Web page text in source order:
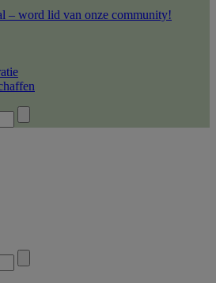
– word lid van onze community!